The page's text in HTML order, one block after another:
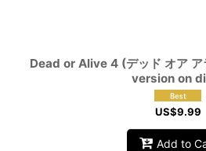
Dead or Alive 4 (デッド オア
version on
US$9.99
Add to